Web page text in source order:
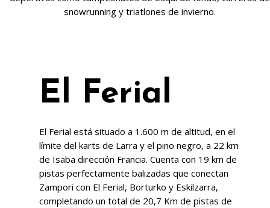
snowrunning y triatlones de invierno.
El Ferial
El Ferial está situado a 1.600 m de altitud, en el
límite del karts de Larra y el pino negro, a 22 km
de Isaba dirección Francia. Cuenta con 19 km de
pistas perfectamente balizadas que conectan
Zampori con El Ferial, Borturko y Eskilzarra,
completando un total de 20,7 Km de pistas de